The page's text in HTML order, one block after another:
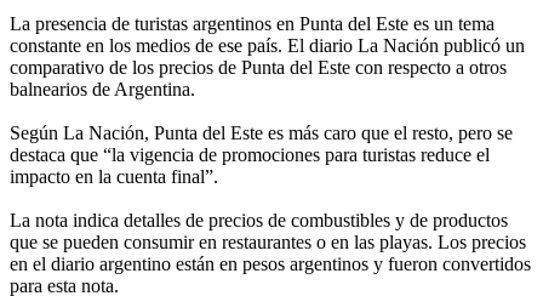
La presencia de turistas argentinos en Punta del Este es un tema
constante en los medios de ese país. El diario La Nación publicó un
comparativo de los precios de Punta del Este con respecto a otros
balnearios de Argentina.
Según La Nación, Punta del Este es más caro que el resto, pero se
destaca que “la vigencia de promociones para turistas reduce el
impacto en la cuenta final”.
La nota indica detalles de precios de combustibles y de productos
que se pueden consumir en restaurantes o en las playas. Los precios
en el diario argentino están en pesos argentinos y fueron convertidos
para esta nota.